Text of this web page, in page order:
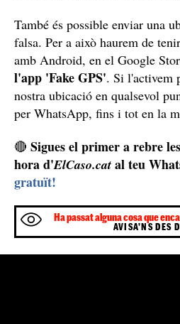
També és possible enviar una
falsa. Per a això haurem de
amb Android, en el Google
l'app 'Fake GPS'. Si l'activem
nostra ubicació en qualsevol
per WhatsApp, fins i tot en la
🔴 Sigues el primer a rebre
hora d'ElCaso.cat al teu
gratuït!
Ha passat alguna cosa que
AVISA'NS DES